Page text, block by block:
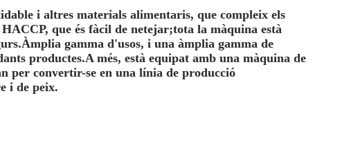
i altres materials alimentaris, que compleix els
que és fàcil de netejar;tota la màquina està
gamma d'usos, i una àmplia gamma de
productes.A més, està equipat amb una màquina de
per convertir-se en una línia de producció
i de peix.